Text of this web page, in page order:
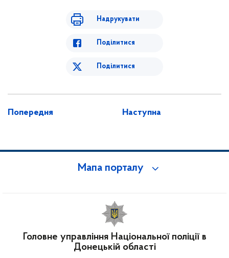
Надрукувати
Поділитися
Поділитися
Попередня Наступна
Мапа порталу
Головне управління Національної поліції в
Донецькій області